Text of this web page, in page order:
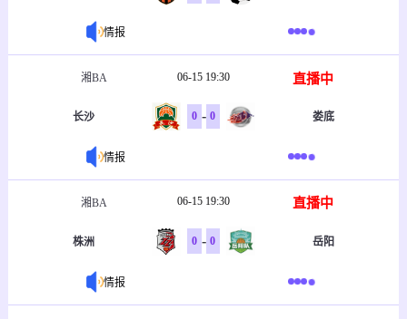
情报
湘BA 06-15 19:30 直播中
长沙 0 - 0 娄底
情报
湘BA 06-15 19:30 直播中
株洲 0 - 0 岳阳
情报